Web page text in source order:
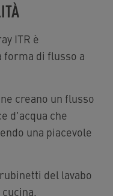
ITR è
di flusso a
creano un flusso
d'acqua che
una piacevole
del lavabo